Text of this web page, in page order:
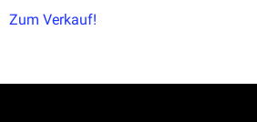
Zum Verkauf!